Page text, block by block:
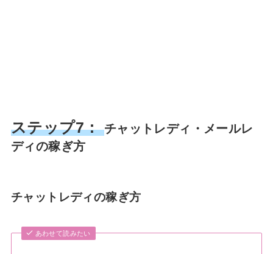
ステップ7： チャットレディ・メールレ
ディの稼ぎ方
チャットレディの稼ぎ方
あわせて読みたい